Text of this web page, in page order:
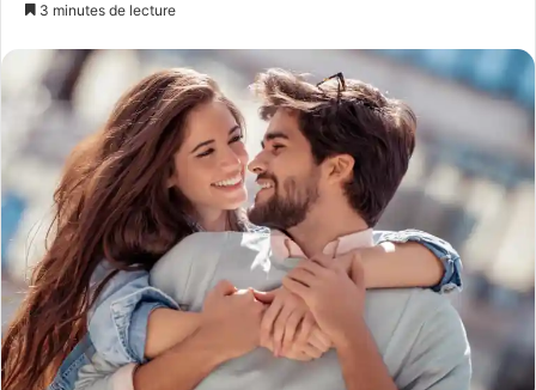
l
o
w
o
n
X
o
y
e
r
u
n
c
u
i
3 minutes de lecture